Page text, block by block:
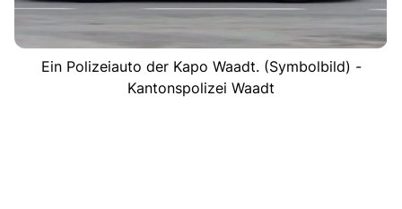
Ein Polizeiauto der Kapo Waadt. (Symbolbild) -
Kantonspolizei Waadt